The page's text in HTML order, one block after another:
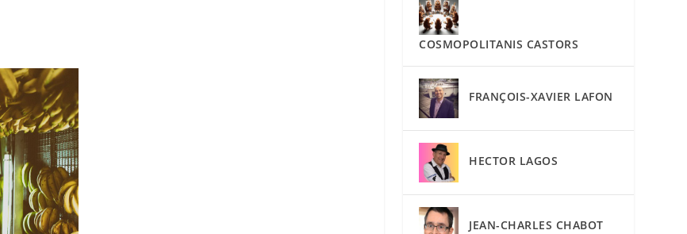
COSMOPOLITANIS CASTORS
FRANÇOIS-XAVIER LAFON
HECTOR LAGOS
JEAN-CHARLES CHABOT